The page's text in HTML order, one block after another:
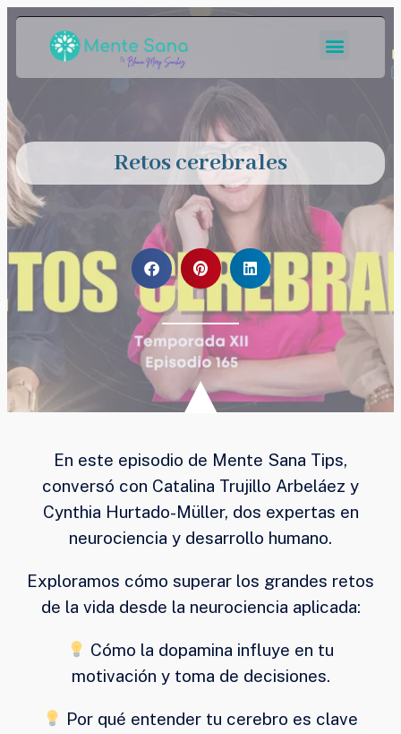
Retos cerebrales
En este episodio de Mente Sana Tips,
conversó con Catalina Trujillo Arbeláez y
Cynthia Hurtado-Müller, dos expertas en
neurociencia y desarrollo humano.
Exploramos cómo superar los grandes retos
de la vida desde la neurociencia aplicada:
Cómo la dopamina influye en tu
motivación y toma de decisiones.
Por qué entender tu cerebro es clave